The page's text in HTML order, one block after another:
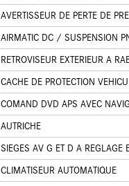
AVERTISSEUR DE PERTE DE
AIRMATIC DC / SUSPENSION
RETROVISEUR EXTERIEUR A
CACHE DE PROTECTION
COMAND DVD APS AVEC
AUTRICHE
SIEGES AV G ET D A REGLAGE
CLIMATISEUR AUTOMATIQUE